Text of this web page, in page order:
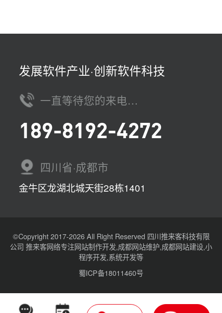
发展软件产业·创新软件科技
一直等待您的来电…
189-8192-4272
四川省·成都市
金牛区龙湖北城天街28栋1401
©Copyright 2017-2026 All Right Reserved 四川推来客科技有限
公司 推来客网络专注网站制作开发,成都网站维护,成都网站建设,小
程序开发,系统开发等
蜀ICP备18011460号